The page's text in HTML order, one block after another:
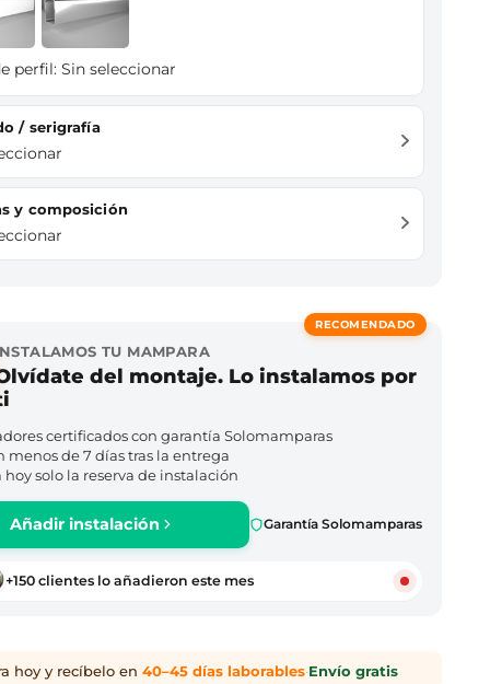
perfil: Sin seleccionar
/ serigrafía
y composición
RECOMENDADO
TU MAMPARA
del montaje. Lo instalamos por
certificados con garantía Solomamparas
menos de 7 días tras la entrega
hoy solo la reserva de instalación
Añadir instalación Garantía Solomamparas
+150 clientes lo añadieron este mes
hoy y recíbelo en 40–45 días laborables·Envío gratis